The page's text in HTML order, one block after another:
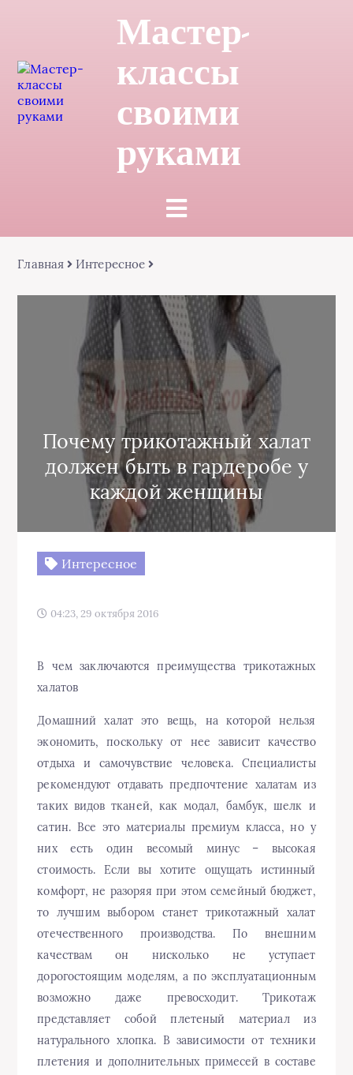
Мастер-
классы
своими
руками
Главная Интересное
Почему трикотажный халат
должен быть в гардеробе у
каждой женщины
Интересное
04:23, 29 октября 2016
В чем заключаются преимущества трикотажных
халатов
Домашний халат это вещь, на которой нельзя
экономить, поскольку от нее зависит качество
отдыха и самочувствие человека. Специалисты
рекомендуют отдавать предпочтение халатам из
таких видов тканей, как модал, бамбук, шелк и
сатин. Все это материалы премиум класса, но у
них есть один весомый минус – высокая
стоимость. Если вы хотите ощущать истинный
комфорт, не разоряя при этом семейный бюджет,
то лучшим выбором станет трикотажный халат
отечественного производства. По внешним
качествам он нисколько не уступает
дорогостоящим моделям, а по эксплуатационным
возможно даже превосходит. Трикотаж
представляет собой плетеный материал из
натурального хлопка. В зависимости от техники
плетения и дополнительных примесей в составе